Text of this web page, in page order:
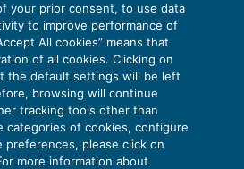
ricorso per Cassazione
your prior consent, to use data
to improve performance of
All cookies” means that
of all cookies. Clicking on
the default settings will be left
browsing will continue
tracking tools other than
categories of cookies, configure
preferences, please click on
more information about